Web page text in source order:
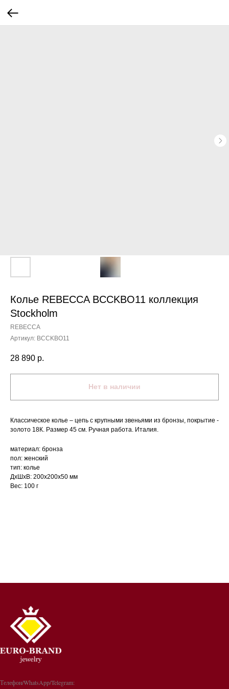
Колье REBECCA BCCKBO11 коллекция
Stockholm
REBECCA
Артикул: BCCKBO11
28 890 р.
Нет в наличии
Классическое колье – цепь с крупными звеньями из бронзы, покрытие -
золото 18К. Размер 45 см. Ручная работа. Италия.
материал: бронза
пол: женский
тип: колье
ДxШxВ: 200x200x50 мм
Вес: 100 г
Телефон/WhatsApp/Telegram: